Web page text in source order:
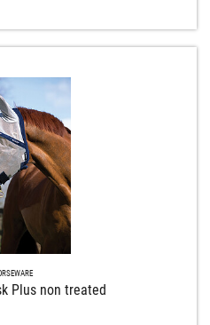
Plus non treated